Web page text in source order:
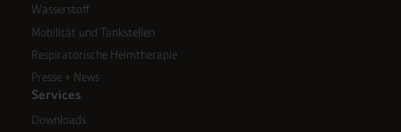
Speicherdauer beträgt 400 Tage, sofern nicht gesetzlich
anders vorgeschrieben oder technisch erforderlich.
Verantwortlicher:Westfalen AG & Co. KG, Industrieweg
43, 48155 Münster E-Mail: datenschutz@westfalen.com
Wasserstoff
Mobilität und Tankstellen
Respiratorische Heimtherapie
Presse + News
Services
Downloads